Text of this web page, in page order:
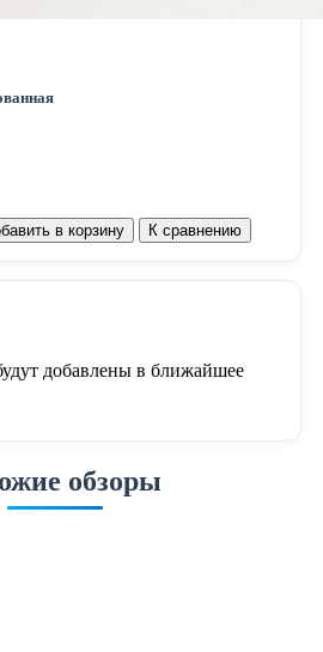
в корзину К сравнению
добавлены в ближайшее
обзоры